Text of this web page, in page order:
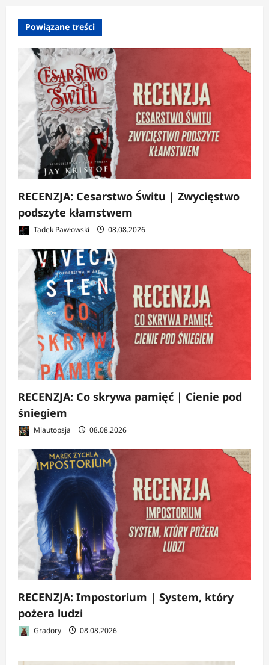
Powiązane treści
RECENZJA: Cesarstwo Świtu | Zwycięstwo
podszyte kłamstwem
Tadek Pawłowski 08.08.2026
RECENZJA: Co skrywa pamięć | Cienie pod
śniegiem
Miautopsja 08.08.2026
RECENZJA: Impostorium | System, który
pożera ludzi
Gradory 08.08.2026